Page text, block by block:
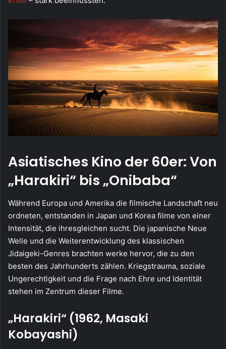
Asiatisches Kino der 60er: Von
„Harakiri“ bis „Onibaba“
Während Europa und Amerika die filmische Landschaft neu
ordneten, entstanden in Japan und Korea filme von einer
Intensität, die ihresgleichen sucht. Die japanische Neue
Welle und die Weiterentwicklung des klassischen
Jidaigeki-Genres brachten werke hervor, die zu den
besten des Jahrhunderts zählen. Kriegstrauma, soziale
Ungerechtigkeit und die Frage nach Ehre und Identität
stehen im Zentrum dieser Filme.
„Harakiri“ (1962, Masaki
Kobayashi)